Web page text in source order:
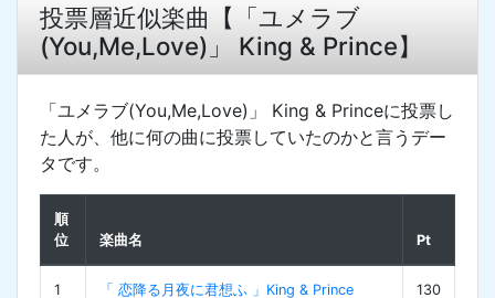
投票層近似楽曲【「ユメラブ
(You,Me,Love)」 King & Prince】
「ユメラブ(You,Me,Love)」 King & Princeに投票し
た人が、他に何の曲に投票していたのかと言うデー
タです。
順
位
楽曲名 Pt
1 「 恋降る月夜に君想ふ 」King & Prince 130